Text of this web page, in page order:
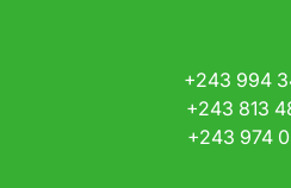
+243 994
+243 813
+243 974